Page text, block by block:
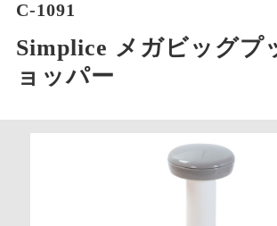
C-1091
Simplice メガビッグプ
ョッパー